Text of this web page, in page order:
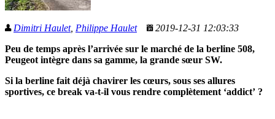
Dimitri Haulet, Philippe Haulet
2019-12-31 12:03:33
Peu de temps après l’arrivée sur le marché de la berline 508,
Peugeot intègre dans sa gamme, la grande sœur SW.
Si la berline fait déjà chavirer les cœurs, sous ses allures
sportives, ce break va-t-il vous rendre complètement ‘addict’ ?